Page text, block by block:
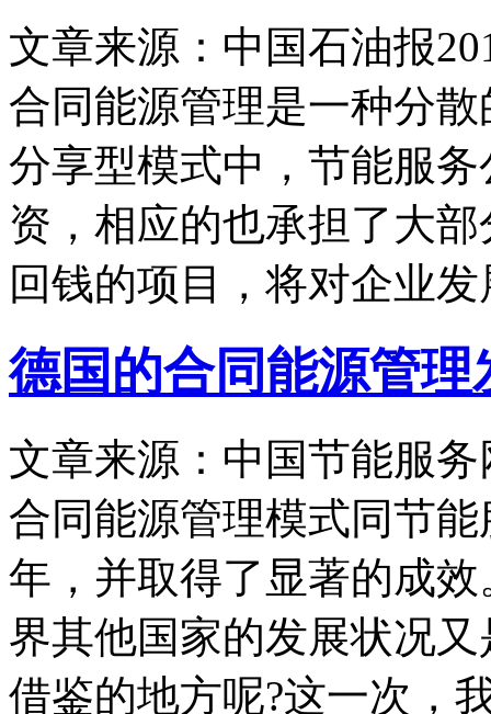
文章来源：中国石油报
合同能源管理是一种分
分享型模式中，节能服
资，相应的也承担了大
回钱的项目，将对企业
德国的合同能源管
文章来源：中国节能服务
合同能源管理模式同节
年，并取得了显著的成
界其他国家的发展状况
借鉴的地方呢?这一次，